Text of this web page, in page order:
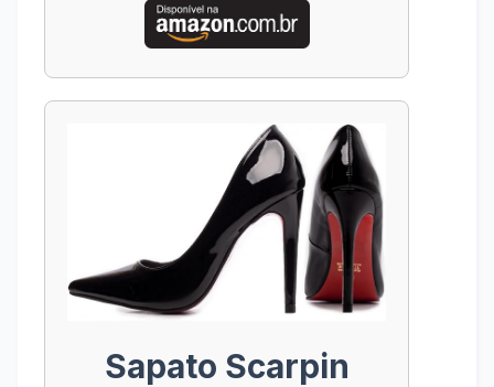
Sapato Scarpin